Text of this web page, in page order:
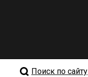
Поиск по сайту